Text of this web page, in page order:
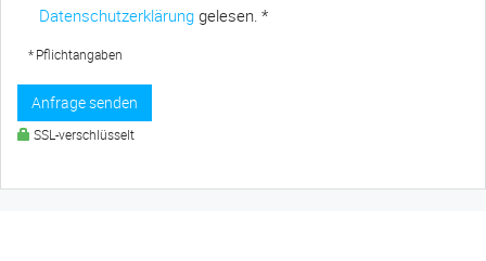
Datenschutzerklärung gelesen. *
* Pflichtangaben
Anfrage senden
SSL-verschlüsselt